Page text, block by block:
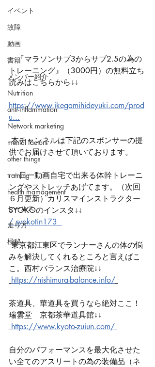
イベント
故障
動画
書籍
メンバー紹介
Nutrition
anti-inflammation
Network marketing
mental factors
other things
training
health mamagement
セールス
走り方
極秘
『マラソンサブ3からサブ2.5の為の
トレーニング』（3000円）の無料立ち
読みはこちらから↓↓
https://www.ikegamihideyuki.com/prod
u...
本チャンネルは下記のスポンサーの提
供でお届けさせて頂いております。
一日一動画自宅で出来る体幹トレーニ
ングやストレッチあげてます。（次回
６月更新）カリスマインストラクター
SYOKOのインスタ↓↓
/ syokotin173
東京都江東区でランナーさんの体の悩
みを解決してくれるところと言えばこ
こ。西村バランス治療院↓↓
https://nishimura-balance.info/
茶道具、華道具を買うなら絶対ここ！
瑞雲堂　京都茶華道具館↓↓
https://www.kyoto-zuiun.com/
自分のパフォーマンスを最大化させた
い全てのアスリートの為の装備品（ネ